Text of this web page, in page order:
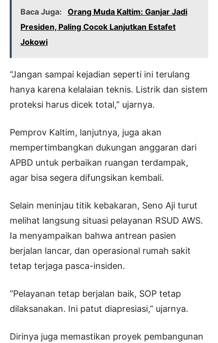
Baca Juga:
Orang Muda Kaltim: Ganjar Jadi
Presiden, Paling Cocok Lanjutkan Estafet
Jokowi
“Jangan sampai kejadian seperti ini terulang
hanya karena kelalaian teknis. Listrik dan sistem
proteksi harus dicek total,” ujarnya.
Pemprov Kaltim, lanjutnya, juga akan
mempertimbangkan dukungan anggaran dari
APBD untuk perbaikan ruangan terdampak,
agar bisa segera difungsikan kembali.
Selain meninjau titik kebakaran, Seno Aji turut
melihat langsung situasi pelayanan RSUD AWS.
Ia menyampaikan bahwa antrean pasien
berjalan lancar, dan operasional rumah sakit
tetap terjaga pasca-insiden.
“Pelayanan tetap berjalan baik, SOP tetap
dilaksanakan. Ini patut diapresiasi,” ujarnya.
Dirinya juga memastikan proyek pembangunan